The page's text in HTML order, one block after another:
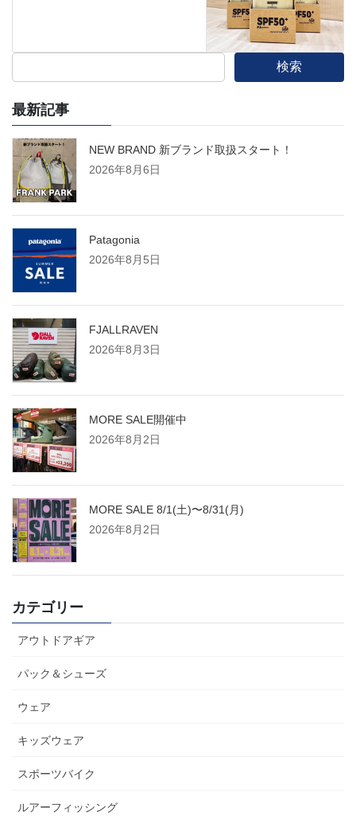
検索
最新記事
NEW BRAND 新ブランド取扱スタート！
2026年8月6日
Patagonia
2026年8月5日
FJALLRAVEN
2026年8月3日
MORE SALE開催中
2026年8月2日
MORE SALE 8/1(土)〜8/31(月)
2026年8月2日
カテゴリー
アウトドアギア
パック＆シューズ
ウェア
キッズウェア
スポーツバイク
ルアーフィッシング